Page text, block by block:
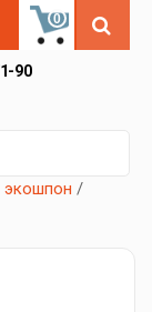
0
90
/